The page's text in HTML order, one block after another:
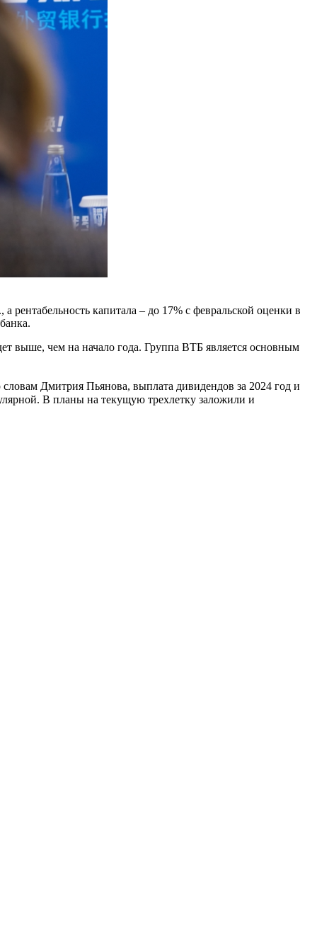
капитала – до 17% с февральской оценки в
выше, чем на начало года. Группа ВТБ является основным
Дмитрия Пьянова, выплата дивидендов за 2024 год и
В планы на текущую трехлетку заложили и